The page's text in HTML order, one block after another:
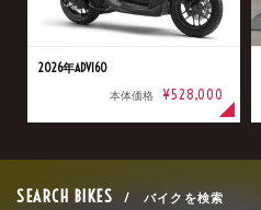
2026年ADV160
本体価格 ¥528,000
SEARCH BIKES / バイクを検索